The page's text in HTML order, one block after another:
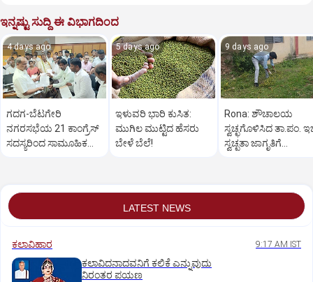
ಇನ್ನಷ್ಟು ಸುದ್ದಿ ಈ ವಿಭಾಗದಿಂದ
4 days ago
ಗದಗ-ಬೆಟಗೇರಿ
ನಗರಸಭೆಯ 21 ಕಾಂಗ್ರೆಸ್
ಸದಸ್ಯರಿಂದ ಸಾಮೂಹಿಕ
5 days ago
ಇಳುವರಿ ಭಾರಿ ಕುಸಿತ:
ಮುಗಿಲ ಮುಟ್ಟಿದ ಹೆಸರು
ಬೇಳೆ ಬೆಲೆ!
9 days ago
Rona: ಶೌಚಾಲಯ
ಸ್ವಚ್ಛಗೊಳಿಸಿದ ತಾ.ಪಂ.
ಸ್ವಚ್ಛತಾ ಜಾಗೃತಿಗೆ
LATEST NEWS
ಕಲಾವಿಹಾರ 9:17 AM IST
ಕಲಾವಿದನಾದವನಿಗೆ ಕಲಿಕೆ ಎನ್ನುವುದು
ನಿರಂತರ ಪಯಣ